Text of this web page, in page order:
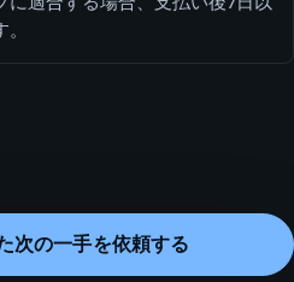
次の一手を依頼する